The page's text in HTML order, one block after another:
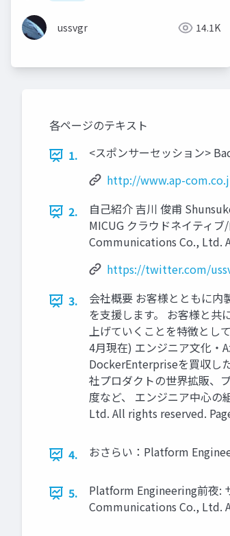
ussvgr 14.1K
各ページのテキスト
1.
<スポンサーセッション>
http://www.ap-
2.
自己紹介 吉川 俊甫
MICUG クラウドネイティ
Communications Co., Ltd.
https://twitter.com/
3.
会社概要 お客様とともに内
を支援します。 お客様と共
上げていくことを特徴とし
4月現在) エンジニア文化・
DockerEnterpriseを買収し
社プロダクトの世界拡販、
度など、 エンジニア中心
Ltd. All rights reserved.
4. おさらい：Platform
5.
Platform Engineering前夜:
Communications Co., Ltd.